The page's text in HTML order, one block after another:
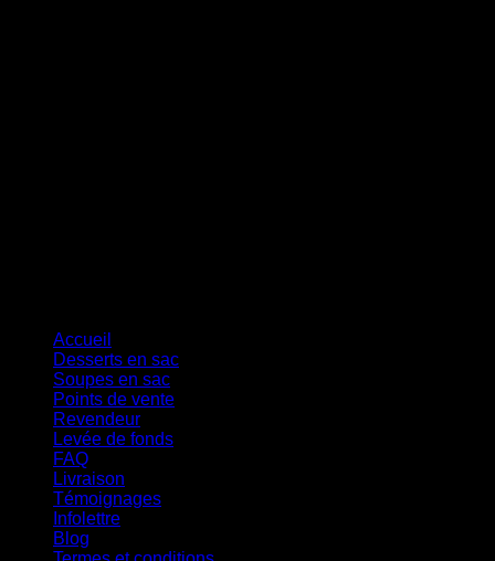
Accueil
Desserts en sac
Soupes en sac
Points de vente
Revendeur
Levée de fonds
FAQ
Livraison
Témoignages
Infolettre
Blog